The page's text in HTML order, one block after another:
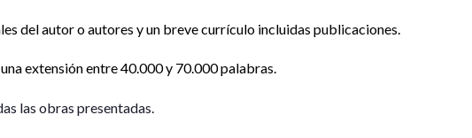
del autor o autores y un breve currículo incluidas publicaciones.
extensión entre 40.000 y 70.000 palabras.
las obras presentadas.